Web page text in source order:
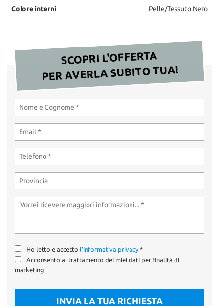
Colore interni Pelle/Tessuto Nero
SCOPRI L'OFFERTA
PER AVERLA SUBITO TUA!
Ho letto e accetto l'informativa privacy*
Acconsento al trattamento dei miei dati per finalità di
marketing
INVIA LA TUA RICHIESTA